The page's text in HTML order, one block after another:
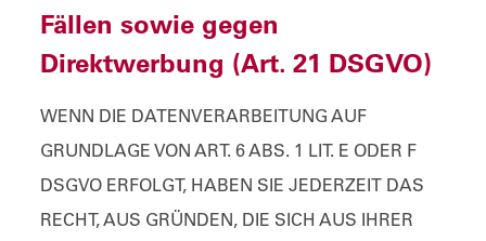
Fällen sowie gegen
Direktwerbung (Art. 21 DSGVO)
WENN DIE DATENVERARBEITUNG AUF
GRUNDLAGE VON ART. 6 ABS. 1 LIT. E ODER F
DSGVO ERFOLGT, HABEN SIE JEDERZEIT DAS
RECHT, AUS GRÜNDEN, DIE SICH AUS IHRER